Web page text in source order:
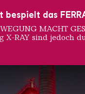
bespielt das
MACHT
RAY sind jedoch